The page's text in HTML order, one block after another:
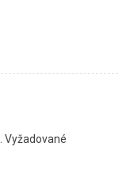
Vyžadované